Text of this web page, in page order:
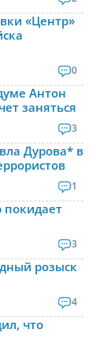
«Центр»
0
Антон
заняться
3
Дурова* в
1
покидает
3
розыск
4
что